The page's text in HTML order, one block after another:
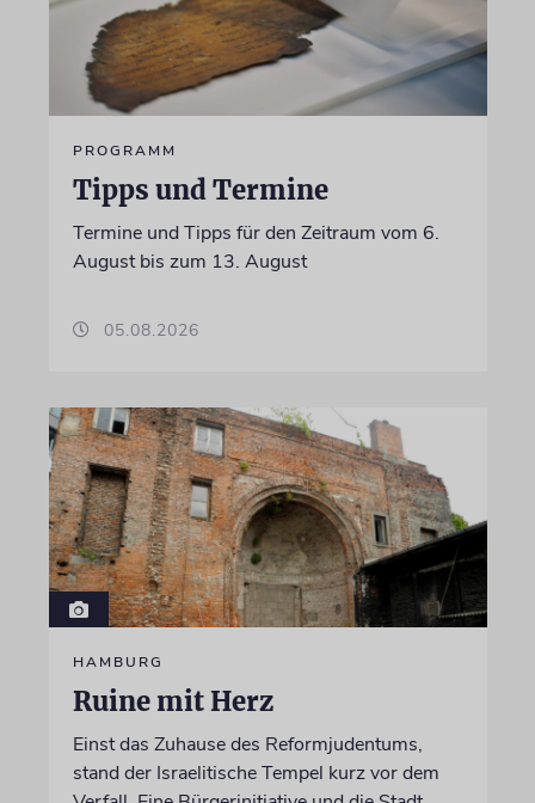
PROGRAMM
Tipps und Termine
Termine und Tipps für den Zeitraum vom 6.
August bis zum 13. August
05.08.2026
HAMBURG
Ruine mit Herz
Einst das Zuhause des Reformjudentums,
stand der Israelitische Tempel kurz vor dem